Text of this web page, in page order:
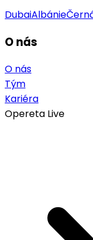
DubaiAlbánie
O nás
O nás
Tým
Kariéra
Opereta Live